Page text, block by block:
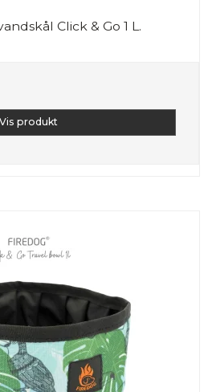
Click & Go 1 L.
Vis produkt